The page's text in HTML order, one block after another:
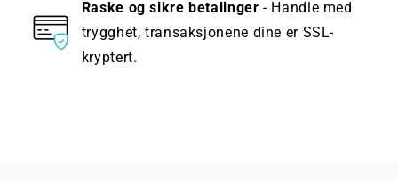
Raske og sikre betalinger - Handle med
trygghet, transaksjonene dine er SSL-
kryptert.